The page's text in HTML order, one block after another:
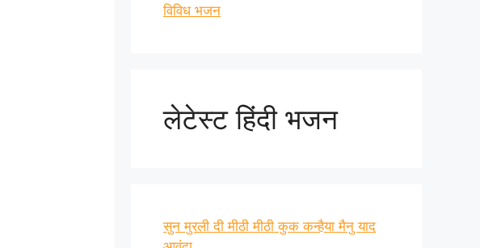
विविध भजन
लेटेस्ट हिंदी भजन
सुन मुरली दी मीठी मीठी कुक कन्हैया मैनु याद